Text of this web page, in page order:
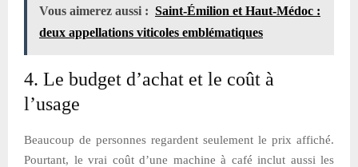
Vous aimerez aussi : Saint-Émilion et Haut-Médoc :
deux appellations viticoles emblématiques
4. Le budget d’achat et le coût à
l’usage
Beaucoup de personnes regardent seulement le prix affiché.
Pourtant, le vrai coût d’une machine à café inclut aussi les